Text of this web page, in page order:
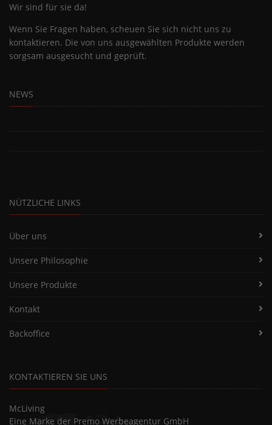
Wir sind für sie da!
Wenn Sie Fragen haben, scheuen Sie sich nicht uns zu
kontaktieren. Die von uns ausgewählten Produkte werden
sorgsam ausgesucht und geprüft.
NEWS
NÜTZLICHE LINKS
Über uns
Unsere Philosophie
Unsere Produkte
Kontakt
Backoffice
KONTAKTIEREN SIE UNS
McLiving
Eine Marke der Premo Werbeagentur GmbH